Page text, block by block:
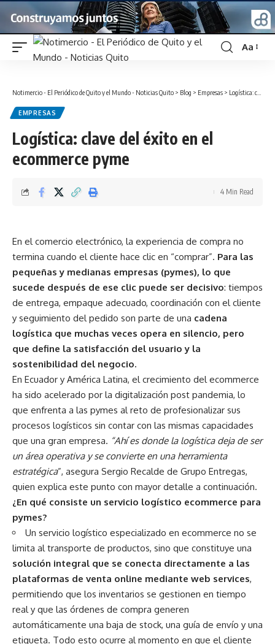
Font
Aa
Notimercio - El Periódico de Quito y el Mundo - Noticias Quito > Blog > Empresas > Logística: clave del éxito en el ecommerce pyme
EMPRESAS
Logística: clave del éxito en el
ecommerce pyme
4 Min Read
En el comercio electrónico, la experiencia de compra no
termina cuando el cliente hace clic en “comprar”. Para las
pequeñas y medianas empresas (pymes), lo que
sucede después de ese clic puede ser decisivo: tiempos
de entrega, empaque adecuado, coordinación con el cliente
y seguimiento del pedido son parte de una cadena
logística que muchas veces opera en silencio, pero
que define la satisfacción del usuario y la
sostenibilidad del negocio.
En Ecuador y América Latina, el crecimiento del ecommerce
ha sido acelerado por la digitalización post pandemia, lo
que enfrenta a las pymes al reto de profesionalizar sus
procesos logísticos sin contar con las mismas capacidades
que una gran empresa. “Ahí es donde la logística deja de ser
un área operativa y se convierte en una herramienta
estratégica”, asegura Sergio Recalde de Grupo Entregas,
quien explica este punto con mayor detalle a continuación.
¿En qué consiste un servicio logístico ecommerce para
pymes?
Un servicio logístico especializado en ecommerce no se
limita al transporte de productos, sino que constituye una
solución integral que se conecta directamente a las
plataformas de venta online mediante web services,
permitiendo que los inventarios se gestionen en tiempo
real y que las órdenes de compra generen
automáticamente una baja de stock, una guía de envío y una
etiqueta. Todo esto ocurre al momento en que el cliente